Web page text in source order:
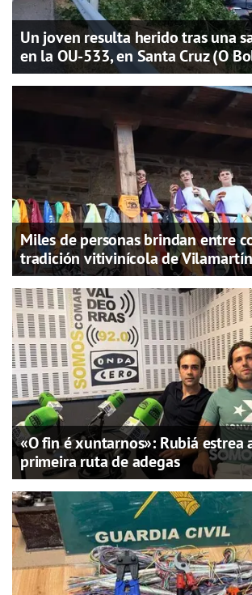
Un joven resulta herido tras una
en la OU-533, en Santa Cruz (O
Miles de personas brindan entre
tradición vitivinícola de Vilamartín
«O fin é xuntarnos»: Rubiá estrea
primeira ruta de adegas